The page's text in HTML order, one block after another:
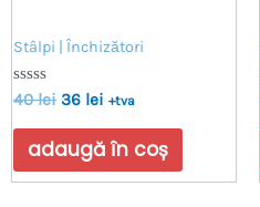
Stâlpi | Închizători
Evaluat
0
din
40lei 36 lei +tva
adaugă în coș